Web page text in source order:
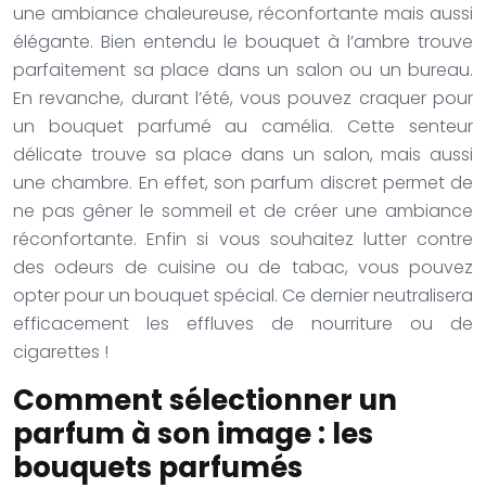
une ambiance chaleureuse, réconfortante mais aussi
élégante. Bien entendu le bouquet à l’ambre trouve
parfaitement sa place dans un salon ou un bureau.
En revanche, durant l’été, vous pouvez craquer pour
un bouquet parfumé au camélia. Cette senteur
délicate trouve sa place dans un salon, mais aussi
une chambre. En effet, son parfum discret permet de
ne pas gêner le sommeil et de créer une ambiance
réconfortante. Enfin si vous souhaitez lutter contre
des odeurs de cuisine ou de tabac, vous pouvez
opter pour un bouquet spécial. Ce dernier neutralisera
efficacement les effluves de nourriture ou de
cigarettes !
Comment sélectionner un
parfum à son image : les
bouquets parfumés